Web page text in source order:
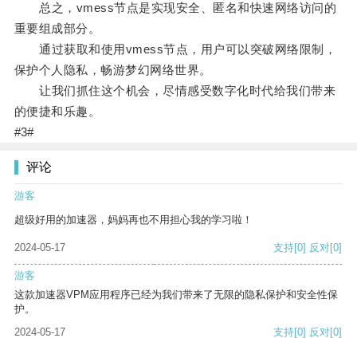
总之，vmess节点是实现安全、匿名和快速网络访问的
重要组成部分。
通过获取和使用vmess节点，用户可以突破网络限制，
保护个人隐私，畅游梦幻网络世界。
让我们抓住这个机会，尽情感受数字化时代给我们带来
的便捷和乐趣。
#3#
评论
游客
超级好用的加速器，妈妈再也不用担心我的学习啦！
2024-05-17 支持[0] 反对[0]
游客
这款加速器VPM应用程序已经为我们带来了无限的隐私保护和安全性保
护。
2024-05-17
支持[0] 反对[0]